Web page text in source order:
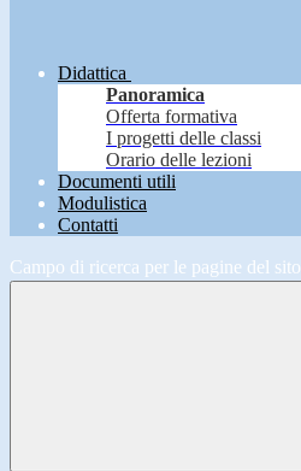
Didattica
Panoramica
Offerta formativa
I progetti delle classi
Orario delle lezioni
Documenti utili
Modulistica
Contatti
Campo di ricerca per le pagine del sito